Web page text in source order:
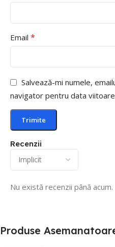
Recenzii
Nu există recenzii până acum.
Email *
Salvează-mi numele,
navigator pentru data
Produse